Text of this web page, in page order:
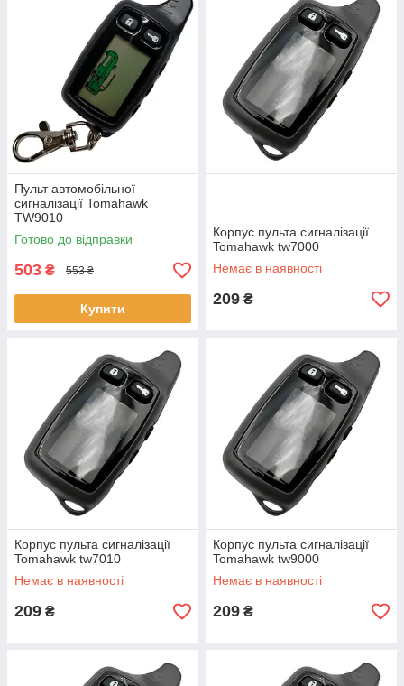
Пульт автомобільної
сигналізації Tomahawk
TW9010
Готово до відправки
503 ₴ 553 ₴
Купити
Корпус пульта сигналізації
Tomahawk tw7000
Немає в наявності
209 ₴
Корпус пульта сигналізації
Tomahawk tw7010
Немає в наявності
209 ₴
Корпус пульта сигналізації
Tomahawk tw9000
Немає в наявності
209 ₴